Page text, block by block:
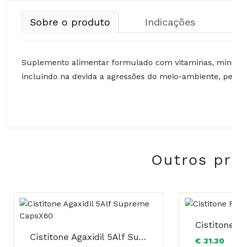
Sobre o produto Indicações
Suplemento alimentar formulado com vitaminas,
incluindo na devida a agressões do meio-ambiente,
Outros
Cistitone Agaxidil 5Alf Supreme CapsX60 € 31.30